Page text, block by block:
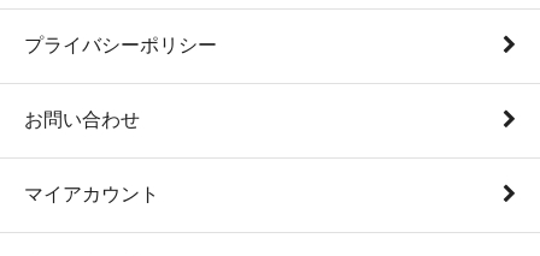
プライバシーポリシー
お問い合わせ
マイアカウント